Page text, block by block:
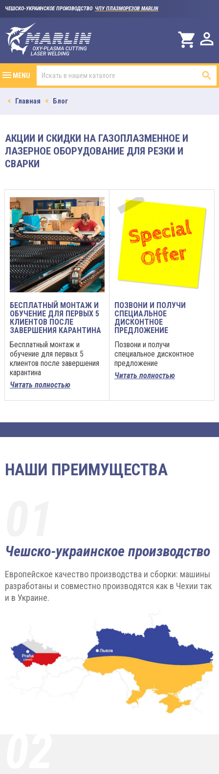
ЧЕШСКО-УКРАИНСКОЕ ПРОИЗВОДСТВО ЧПУ ПЛАЗМОРЕЗОВ MARLIN

shopping_cart
MENU 
Главная Блог
АКЦИИ И СКИДКИ НА ГАЗОПЛАЗМЕННОЕ И
ЛАЗЕРНОЕ ОБОРУДОВАНИЕ ДЛЯ РЕЗКИ И
СВАРКИ
БЕСПЛАТНЫЙ МОНТАЖ И
ОБУЧЕНИЕ ДЛЯ ПЕРВЫХ 5
КЛИЕНТОВ ПОСЛЕ
ЗАВЕРШЕНИЯ КАРАНТИНА
Бесплатный монтаж и
обучение для первых 5
клиентов после завершения
карантина
Читать полностью
ПОЗВОНИ И ПОЛУЧИ
СПЕЦИАЛЬНОЕ
ДИСКОНТНОЕ
ПРЕДЛОЖЕНИЕ
Позвони и получи
специальное дисконтное
предложение
Читать полностью
НАШИ ПРЕИМУЩЕСТВА
Чешско-украинское производство
Европейское качество производства и сборки: машины
разработаны и совместно производятся как в Чехии так
и в Украине.